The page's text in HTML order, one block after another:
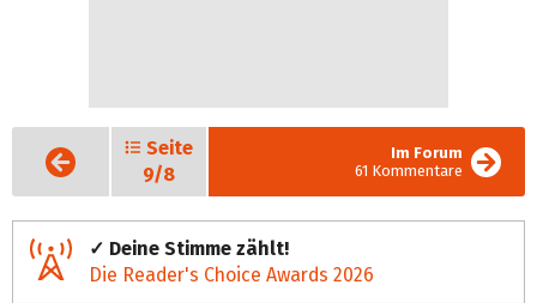
Vorige
Seite
Seite
9/8
Im Forum
61 Kommentare
✓ Deine Stimme zählt!
Die Reader's Choice Awards 2026